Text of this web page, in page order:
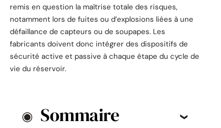
remis en question la maîtrise totale des risques,
notamment lors de fuites ou d’explosions liées à une
défaillance de capteurs ou de soupapes. Les
fabricants doivent donc intégrer des dispositifs de
sécurité active et passive à chaque étape du cycle de
vie du réservoir.
Sommaire